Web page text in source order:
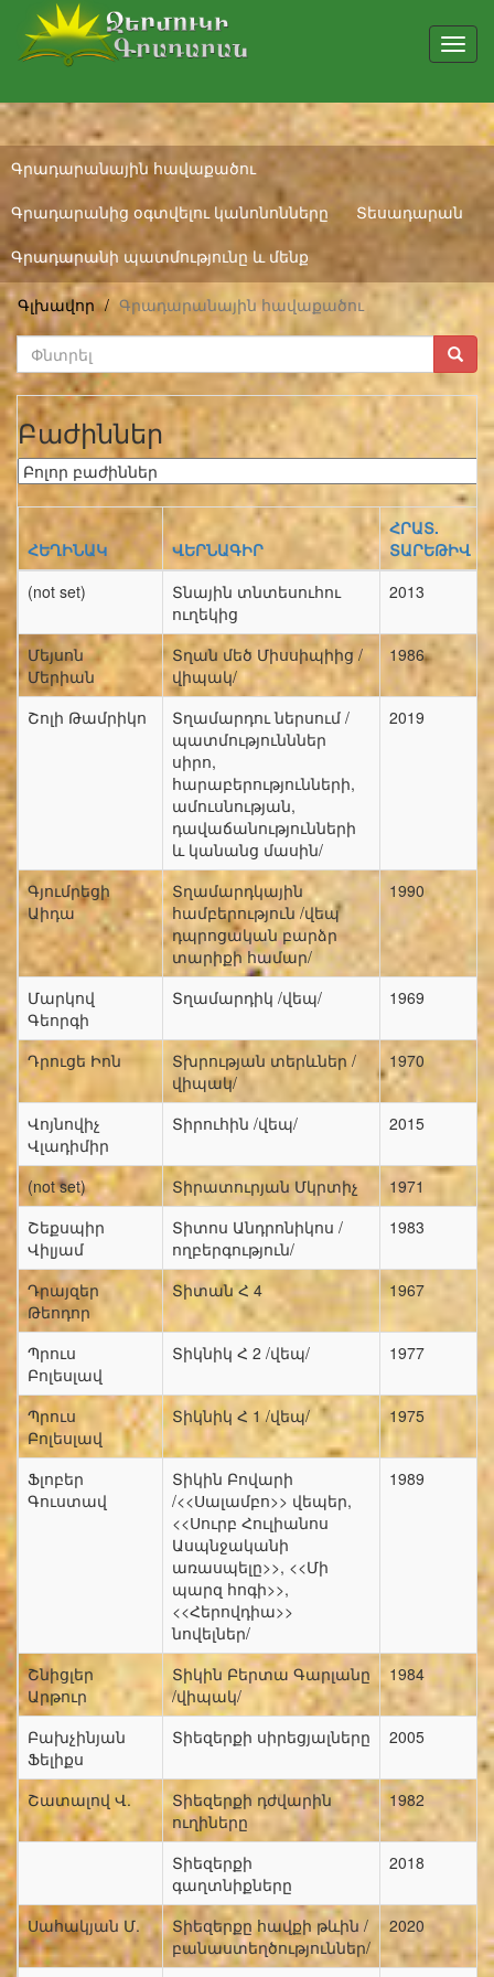
Գրադարանային հավաքածու
Գրադարանից օգտվելու կանոնոնները
Տեսադարան
Գրադարանի պատմությունը և մենք
Գլխավոր Գրադարանային հավաքածու
Բաժիններ
ՀԵՂԻՆԱԿ ՎԵՐՆԱԳԻՐ
ՀՐԱՏ.
ՏԱՐԵԹԻՎ
(not set)
Տնային տնտեսուհու
ուղեկից
2013
Մեյսոն
Մերիան
Տղան մեծ Միսսիպիից /
վիպակ/
1986
Շոլի Թամրիկո
Տղամարդու ներսում /
պատմությունններ
սիրո,
հարաբերությունների,
ամուսնության,
դավաճանությունների
և կանանց մասին/
2019
Գյումրեցի
Աիդա
Տղամարդկային
համբերություն /վեպ
դպրոցական բարձր
տարիքի համար/
1990
Մարկով
Գեորգի
Տղամարդիկ /վեպ/ 1969
Դրուցե Իոն
Տխրության տերևներ /
վիպակ/
1970
Վոյնովիչ
Վլադիմիր
Տիրուհին /վեպ/ 2015
(not set) Տիրատուրյան Մկրտիչ
1971
Շեքսպիր
Վիլյամ
Տիտոս Անդրոնիկոս /
ողբերգություն/
1983
Դրայզեր
Թեոդոր
Տիտան Հ 4 1967
Պրուս
Բոլեսլավ
Տիկնիկ Հ 2 /վեպ/ 1977
Պրուս
Բոլեսլավ
Տիկնիկ Հ 1 /վեպ/ 1975
Ֆլոբեր
Գուստավ
Տիկին Բովարի
/<<Սալամբո>> վեպեր,
<<Սուրբ Հուլիանոս
Ասպնջականի
առասպելը>>, <<Մի
պարզ հոգի>>,
<<Հերովդիա>>
նովելներ/
1989
Շնիցլեր
Արթուր
Տիկին Բերտա Գարլանը
/վիպակ/
1984
Բախչինյան
Ֆելիքս
Տիեզերքի սիրեցյալները 2005
Շատալով Վ.
Տիեզերքի դժվարին
ուղիները
1982
Տիեզերքի
գաղտնիքները
2018
Սահակյան Մ.
Տիեզերքը հավքի թևին /
բանաստեղծություններ/
2020